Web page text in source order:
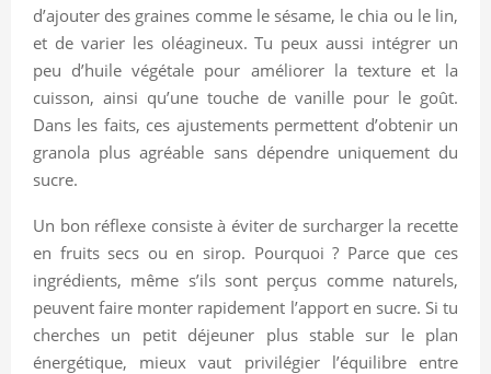
d’ajouter des graines comme le sésame, le chia ou le lin,
et de varier les oléagineux. Tu peux aussi intégrer un
peu d’huile végétale pour améliorer la texture et la
cuisson, ainsi qu’une touche de vanille pour le goût.
Dans les faits, ces ajustements permettent d’obtenir un
granola plus agréable sans dépendre uniquement du
sucre.
Un bon réflexe consiste à éviter de surcharger la recette
en fruits secs ou en sirop. Pourquoi ? Parce que ces
ingrédients, même s’ils sont perçus comme naturels,
peuvent faire monter rapidement l’apport en sucre. Si tu
cherches un petit déjeuner plus stable sur le plan
énergétique, mieux vaut privilégier l’équilibre entre